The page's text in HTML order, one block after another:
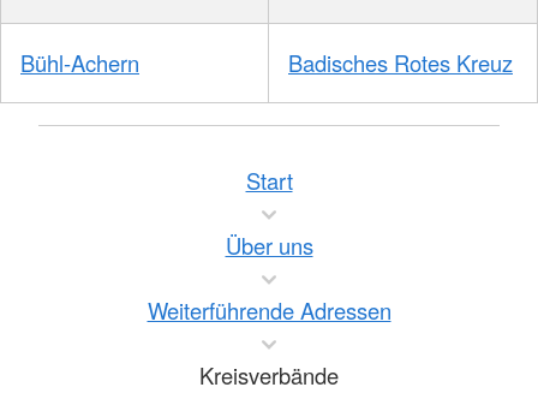
Bühl-Achern Badisches Rotes Kreuz
Start
Über uns
Weiterführende Adressen
Kreisverbände